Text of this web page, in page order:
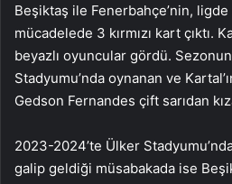
Beşiktaş ile Fenerbahçe’nin, ligde
mücadelede 3 kırmızı kart çıktı.
beyazlı oyuncular gördü.
Stadyumu’nda oynanan ve
Gedson Fernandes çift sarıdan
2023-2024’te Ülker
galip geldiği müsabakada ise